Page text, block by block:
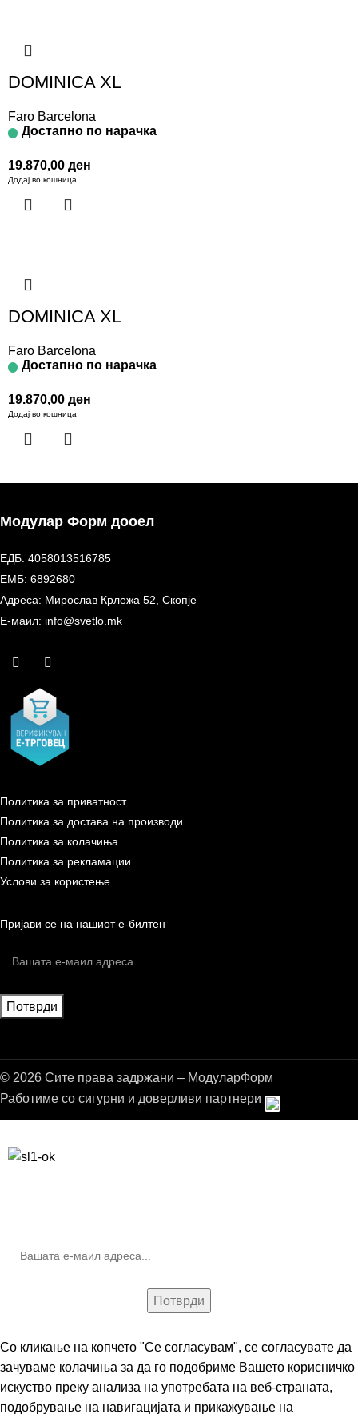
DOMINICA XL
Faro Barcelona
Достапно по нарачка
19.870,00 ден
Додај во кошница
DOMINICA XL
Faro Barcelona
Достапно по нарачка
19.870,00 ден
Додај во кошница
Модулар Форм дооел
ЕДБ: 4058013516785
ЕМБ: 6892680
Адреса: Мирослав Крлежа 52, Скопје
Е-маил: info@svetlo.mk
Политика за приватност
Политика за достава на производи
Политика за колачиња
Политика за рекламации
Услови за користење
Пријави се на нашиот е-билтен
© 2026 Сите права задржани – МодуларФорм
Работиме со сигурни и доверливи партнери
Со кликање на копчето "Се согласувам", се согласувате да
зачуваме колачиња за да го подобриме Вашето корисничко
искуство преку анализа на употребата на веб-страната,
подобрување на навигацијата и прикажување на